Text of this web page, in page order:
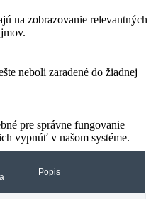
na zobrazovanie relevantných
neboli zaradené do žiadnej
pre správne fungovanie
vypnúť v našom systéme.
Popis